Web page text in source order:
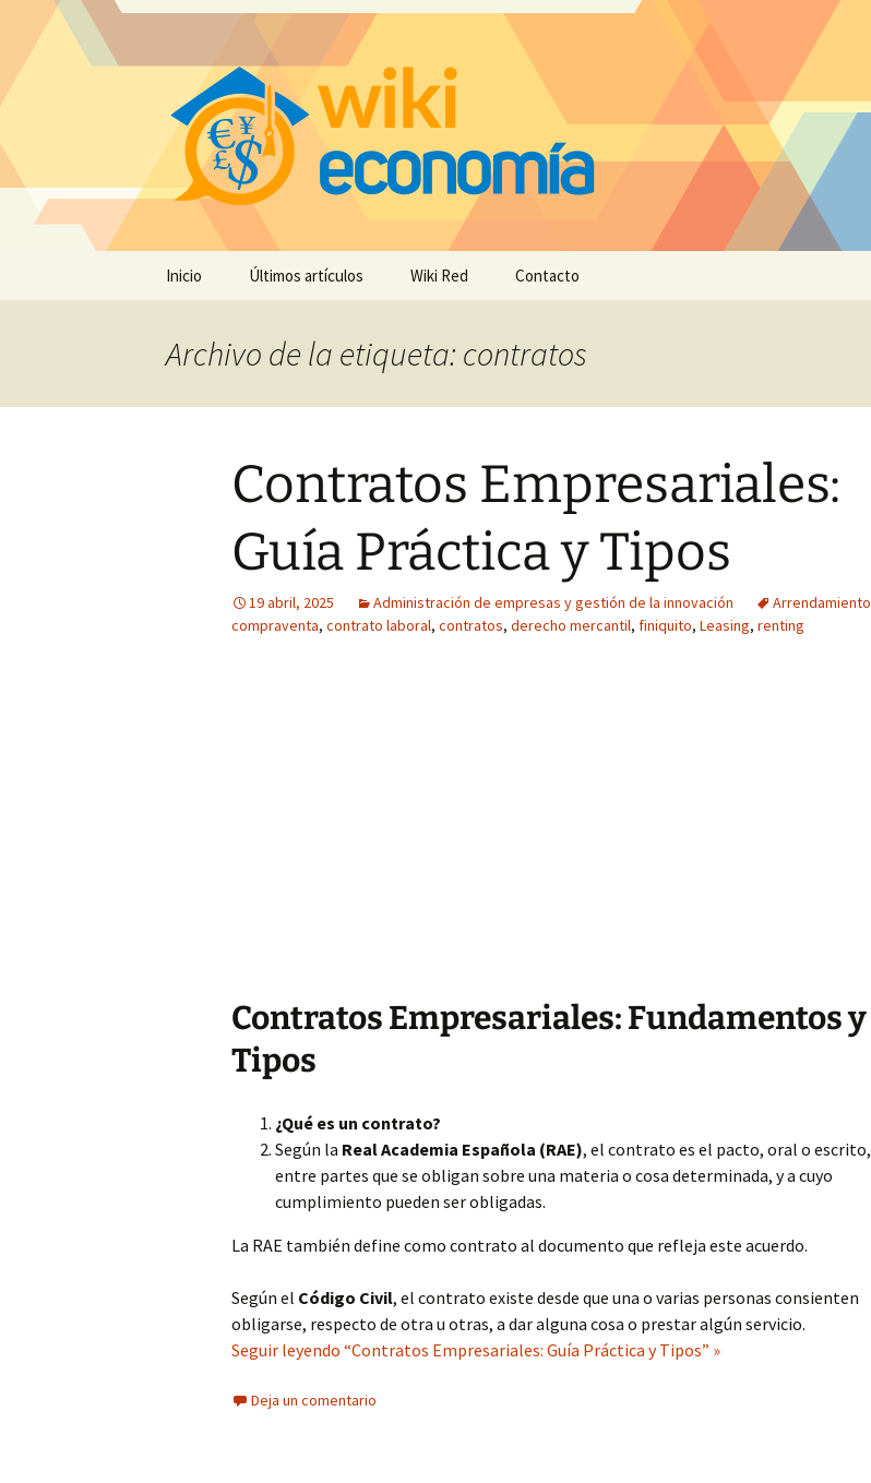
Inicio Últimos artículos Wiki Red Contacto
Archivo de la etiqueta: contratos
Contratos Empresariales:
Guía Práctica y Tipos
19 abril, 2025 Administración de empresas y gestión de la innovación Arrendamiento
compraventa, contrato laboral, contratos, derecho mercantil, finiquito, Leasing, renting
Contratos Empresariales: Fundamentos y
Tipos
¿Qué es un contrato?
Según la Real Academia Española (RAE), el contrato es el pacto, oral o escrito,
entre partes que se obligan sobre una materia o cosa determinada, y a cuyo
cumplimiento pueden ser obligadas.
La RAE también define como contrato al documento que refleja este acuerdo.
Según el Código Civil, el contrato existe desde que una o varias personas consienten
obligarse, respecto de otra u otras, a dar alguna cosa o prestar algún servicio.
Seguir leyendo “Contratos Empresariales: Guía Práctica y Tipos” »
Deja un comentario